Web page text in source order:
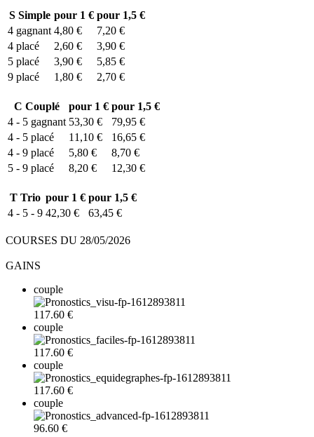
SSimple pour 1 € pour 1,5 €
4 gagnant 4,80 €
7,20 €
4 placé 2,60 €
3,90 €
5 placé 3,90 €
5,85 €
9 placé 1,80 € 2,70 €
C Couplé pour 1 € pour 1,5 €
4 - 5 gagnant 53,30 €
79,95 €
4 - 5 placé 11,10 €
16,65 €
4 - 9 placé 5,80 €
8,70 €
5 - 9 placé 8,20 € 12,30 €
T Trio pour 1 € pour 1,5 €
4 - 5 - 9 42,30 € 63,45 €
COURSES DU 28/05/2026
GAINS
couple
117.60 €
couple
117.60 €
couple
117.60 €
couple
96.60 €